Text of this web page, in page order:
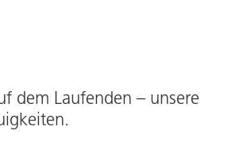
dem Laufenden – unsere